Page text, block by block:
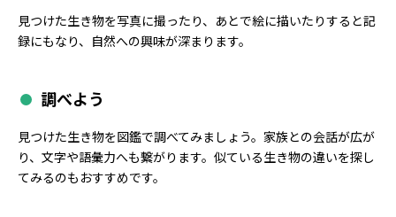
見つけた生き物を写真に撮ったり、あとで絵に描いたりすると記
録にもなり、自然への興味が深まります。
調べよう
見つけた生き物を図鑑で調べてみましょう。家族との会話が広が
り、文字や語彙力へも繋がります。似ている生き物の違いを探し
てみるのもおすすめです。